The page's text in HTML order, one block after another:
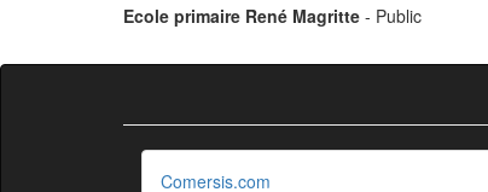
Ecole primaire René Magritte - Public
Comersis.com